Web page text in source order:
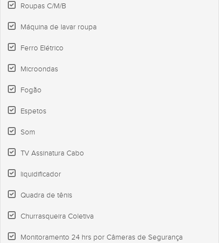
Roupas C/M/B
Máquina de lavar roupa
Ferro Elétrico
Microondas
Fogão
Espetos
Som
TV Assinatura Cabo
liquidificador
Quadra de tênis
Churrasqueira Coletiva
Monitoramento 24 hrs por Câmeras de Segurança